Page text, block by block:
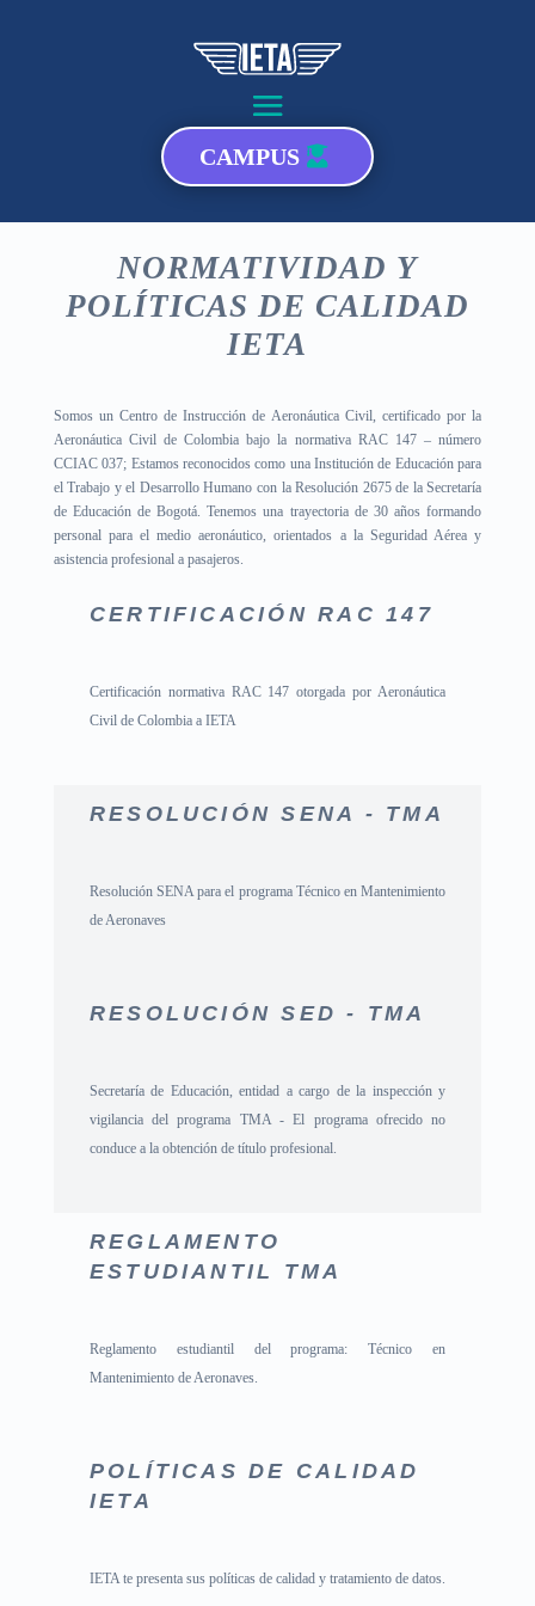
CAMPUS
NORMATIVIDAD Y
POLÍTICAS DE CALIDAD
IETA
Somos un Centro de Instrucción de Aeronáutica Civil, certificado por la
Aeronáutica Civil de Colombia bajo la normativa RAC 147 – número
CCIAC 037; Estamos reconocidos como una Institución de Educación para
el Trabajo y el Desarrollo Humano con la Resolución 2675 de la Secretaría
de Educación de Bogotá. Tenemos una trayectoria de 30 años formando
personal para el medio aeronáutico, orientados a la Seguridad Aérea y
asistencia profesional a pasajeros.
CERTIFICACIÓN RAC 147
Certificación normativa RAC 147 otorgada por Aeronáutica
Civil de Colombia a IETA
RESOLUCIÓN SENA - TMA
Resolución SENA para el programa Técnico en Mantenimiento
de Aeronaves
RESOLUCIÓN SED - TMA
Secretaría de Educación, entidad a cargo de la inspección y
vigilancia del programa TMA - El programa ofrecido no
conduce a la obtención de título profesional.
REGLAMENTO
ESTUDIANTIL TMA
Reglamento estudiantil del programa: Técnico en
Mantenimiento de Aeronaves.
POLÍTICAS DE CALIDAD
IETA
IETA te presenta sus políticas de calidad y tratamiento de datos.